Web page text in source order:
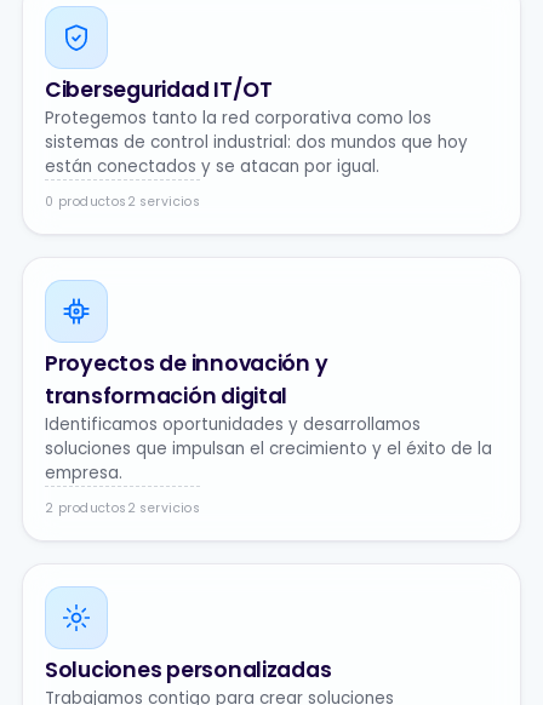
Ciberseguridad IT/OT
Protegemos tanto la red corporativa como los
sistemas de control industrial: dos mundos que hoy
están conectados y se atacan por igual.
0 productos 2 servicios
Proyectos de innovación y
transformación digital
Identificamos oportunidades y desarrollamos
soluciones que impulsan el crecimiento y el éxito de la
empresa.
2 productos 2 servicios
Soluciones personalizadas
Trabajamos contigo para crear soluciones